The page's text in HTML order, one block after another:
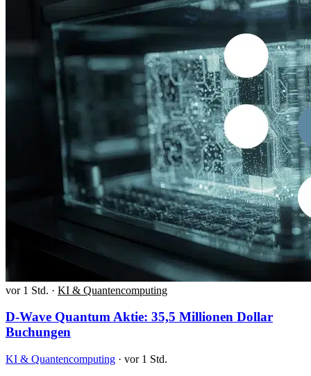
vor 1 Std. · KI & Quantencomputing
D-Wave Quantum Aktie: 35,5 Millionen Dollar
Buchungen
KI & Quantencomputing · vor 1 Std.